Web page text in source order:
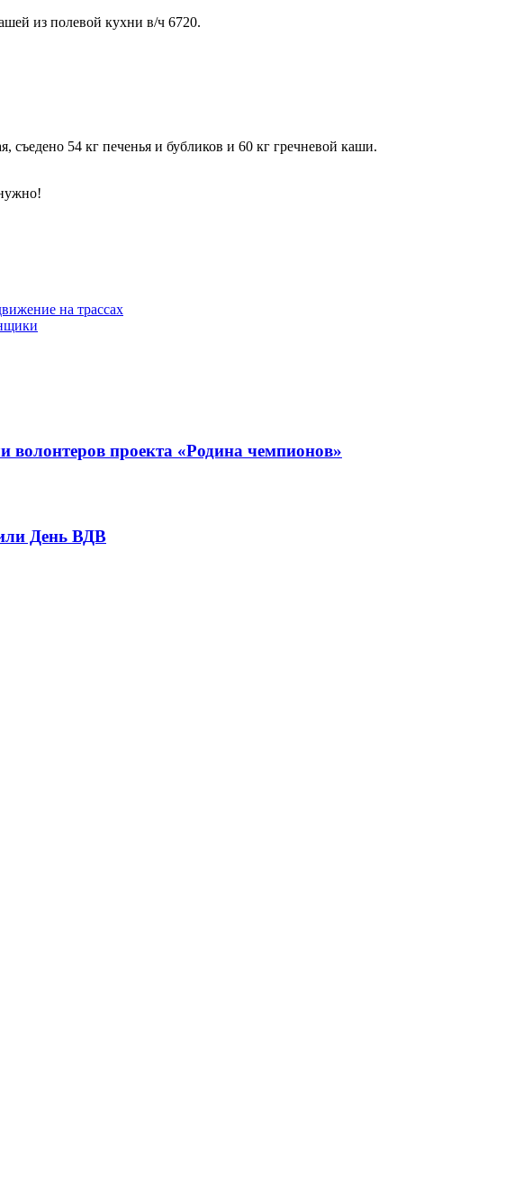
из полевой кухни в/ч 6720.
съедено 54 кг печенья и бубликов и 60 кг гречневой каши.
на трассах
волонтеров проекта «Родина чемпионов»
День ВДВ